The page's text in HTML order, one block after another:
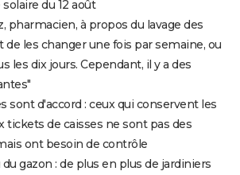
du 12 août
pharmacien, à propos du lavage des
de les changer une fois par semaine, ou
les dix jours. Cependant, il y a des
sont d'accord : ceux qui conservent les
tickets de caisses ne sont pas des
ont besoin de contrôle
gazon : de plus en plus de jardiniers